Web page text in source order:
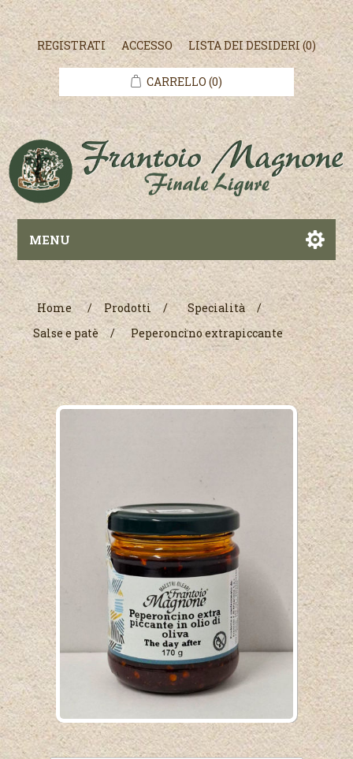
REGISTRATI ACCESSO LISTA DEI DESIDERI(0)
CARRELLO (0)
MENU
Home / Prodotti / Specialità
/
Salse e patè
/ Peperoncino extrapiccante